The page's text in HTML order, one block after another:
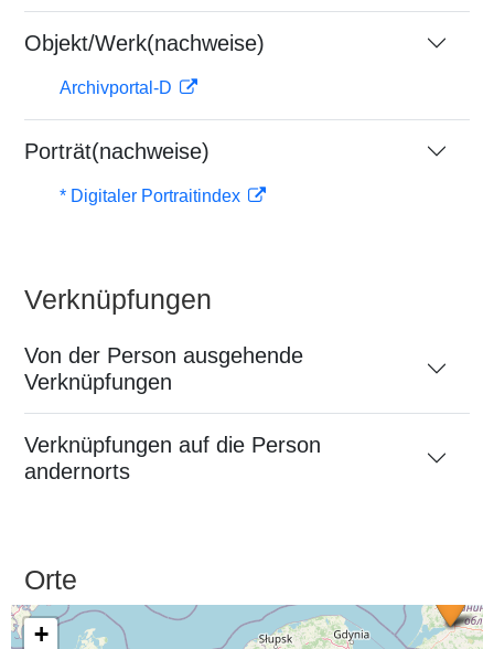
Objekt/Werk(nachweise)
Archivportal-D
Porträt(nachweise)
* Digitaler Portraitindex
Verknüpfungen
Von der Person ausgehende
Verknüpfungen
Verknüpfungen auf die Person
andernorts
Orte
+